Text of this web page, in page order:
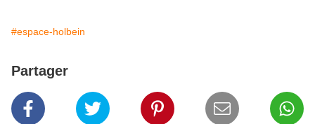
#espace-holbein
Partager